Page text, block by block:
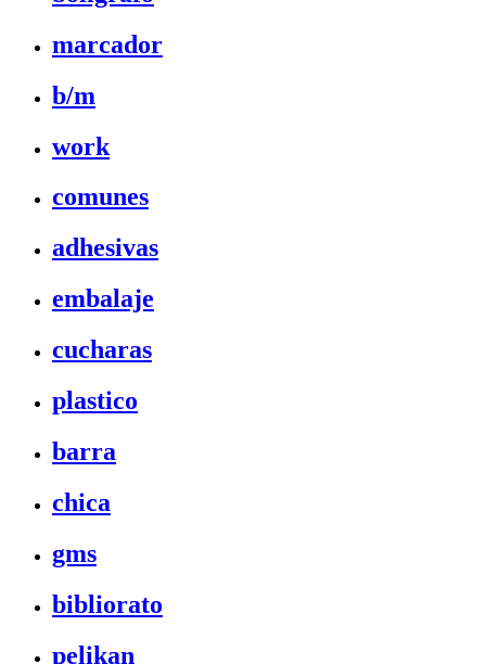
marcador
b/m
work
comunes
adhesivas
embalaje
cucharas
plastico
barra
chica
gms
bibliorato
pelikan